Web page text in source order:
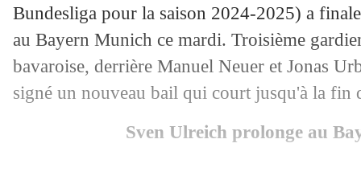
Bundesliga pour la saison 2024-2025) a
au Bayern Munich ce mardi. Troisième
bavaroise, derrière Manuel Neuer et Jonas
signé un nouveau bail qui court jusqu'à la fin
Sven Ulreich prolonge au
29/07 Lens : Fulgini a refusé une offre
29/07 OM : V. Rabiot - "ma priorité, c'est
29/07 Man Utd: Ugarte croit en Amorim
: Abdulhamid se rapproche de